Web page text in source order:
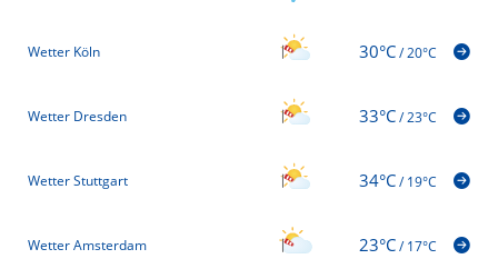
Wetter Köln 30°C/20°C
Wetter Dresden 33°C/23°C
Wetter Stuttgart 34°C/19°C
Wetter Amsterdam 23°C/17°C